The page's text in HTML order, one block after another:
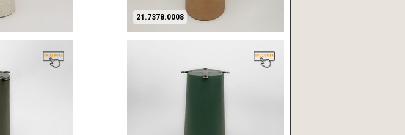
21.7378.0008